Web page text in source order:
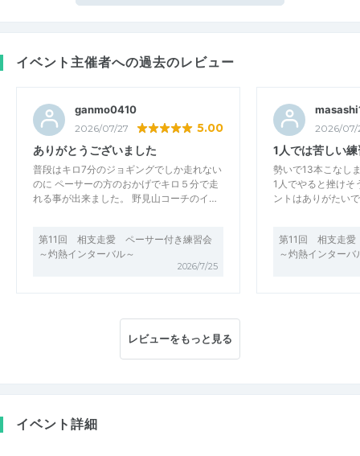
イベント主催者への過去のレビュー
ganmo0410
2026/07/27 5.00
ありがとうございました
普段はキロ7分のジョギングでしか走れない
のに ペーサーの方のおかげでキロ５分で走
れる事が出来ました。 野見山コーチのイ…
第11回 相支走愛 ペーサー付き練習会
～灼熱インターバル～
2026/7/25
2026/07/
1人では苦しい練
勢いで13本こなし
1人でやると挫けそ
ントはありがたい
第11回 相支走愛
～灼熱インターバ
レビューをもっと見る
イベント詳細